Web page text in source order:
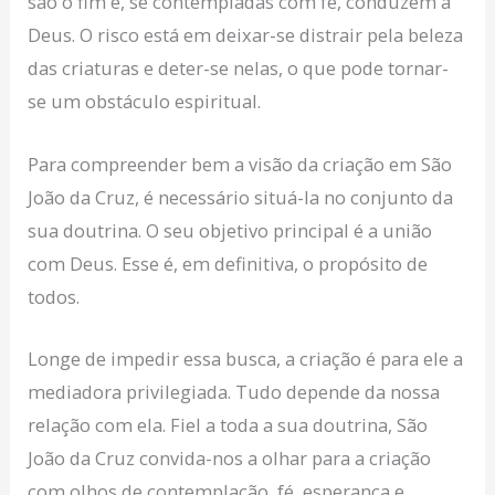
Deus. O risco está em deixar-se distrair pela beleza
das criaturas e deter-se nelas, o que pode tornar-
se um obstáculo espiritual.
Para compreender bem a visão da criação em São
João da Cruz, é necessário situá-la no conjunto da
sua doutrina. O seu objetivo principal é a união
com Deus. Esse é, em definitiva, o propósito de
todos.
Longe de impedir essa busca, a criação é para ele a
mediadora privilegiada. Tudo depende da nossa
relação com ela. Fiel a toda a sua doutrina, São
João da Cruz convida-nos a olhar para a criação